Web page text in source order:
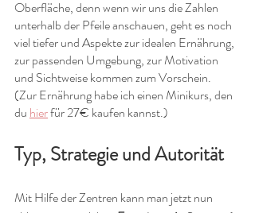
Oberfläche, denn wenn wir uns die Zahlen
unterhalb der Pfeile anschauen, geht es noch
viel tiefer und Aspekte zur idealen Ernährung,
zur passenden Umgebung, zur Motivation
und Sichtweise kommen zum Vorschein.
(Zur Ernährung habe ich einen Minikurs, den
du hier für 27€ kaufen kannst.)
Typ, Strategie und Autorität
Mit Hilfe der Zentren kann man jetzt nun